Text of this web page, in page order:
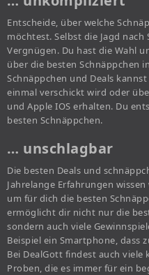
Entscheide, über welche
möchtest. Selbst die Jagd
Vergnügen. Du hast die Wahl
über die besten Schnäppchen
Schnäppchen und Deals
einmal verschickt wird oder
und Apple IOS erhalten. Du
besten Schnäppchen.
… unschlagbar
Die besten Deals und
Jahrelange Erfahrungen
um für dich die besten
ermöglicht dir nicht nur die
sondern auch viele
Beispiel ein Smartphone, dass
Bei DealGott findest auch viele
Proben, die es immer für ein